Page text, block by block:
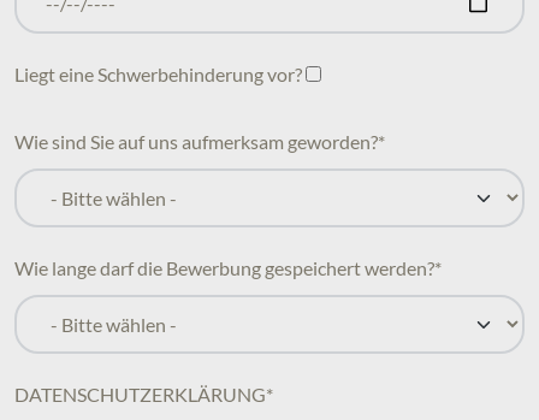
Liegt eine Schwerbehinderung vor?
Wie sind Sie auf uns aufmerksam geworden?*
Wie lange darf die Bewerbung gespeichert werden?*
DATENSCHUTZERKLÄRUNG*